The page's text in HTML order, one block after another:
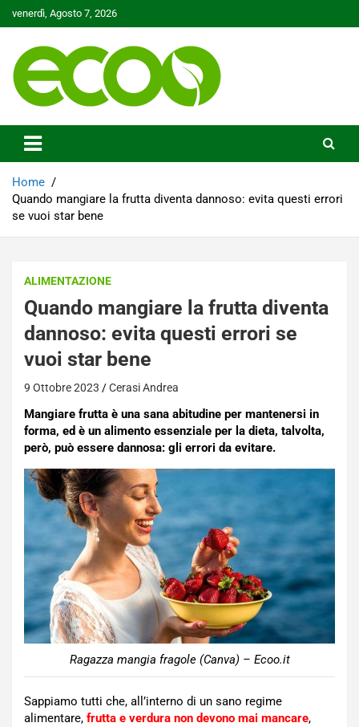
to
venerdì, Agosto 7, 2026
Ecoo.it
Home
Quando mangiare la frutta diventa dannoso: evita questi errori
se vuoi star bene
ALIMENTAZIONE
Quando mangiare la frutta diventa
dannoso: evita questi errori se
vuoi star bene
9 Ottobre 2023 Cerasi Andrea
Mangiare frutta è una sana abitudine per mantenersi in
forma, ed è un alimento essenziale per la dieta, talvolta,
però, può essere dannosa: gli errori da evitare.
Ragazza mangia fragole (Canva) – Ecoo.it
Sappiamo tutti che, all’interno di un sano regime
alimentare, frutta e verdura non devono mai mancare,